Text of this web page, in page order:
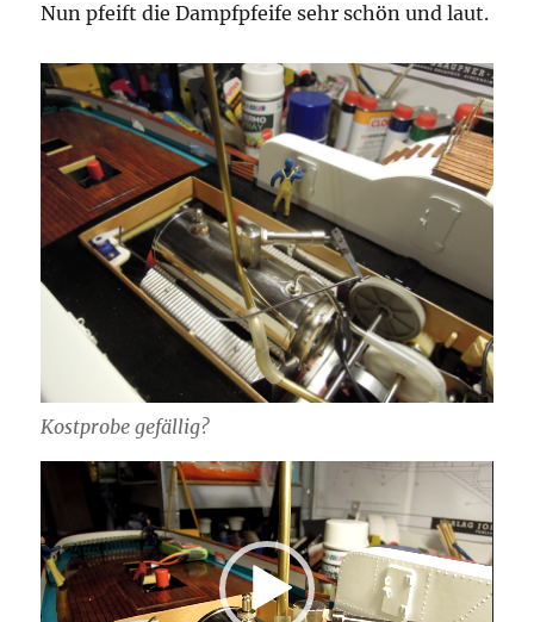
Nun pfeift die Dampfpfeife sehr schön und laut.
Kostprobe gefällig?
Video-